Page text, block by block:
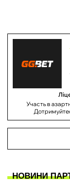
Участь в